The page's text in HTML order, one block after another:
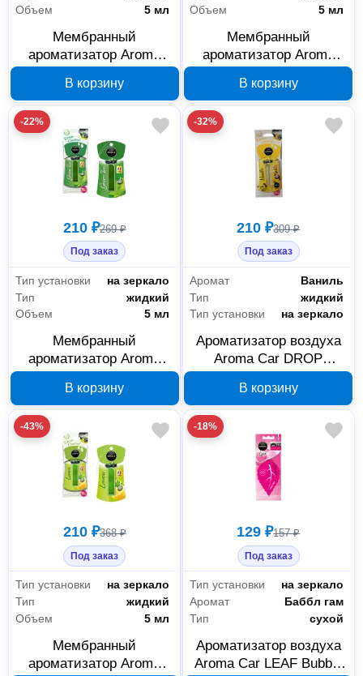
Объем
5 мл
Мембранный
ароматизатор Aroma
Bubble Gum 92288
В корзину
Объем
5 мл
Мембранный
ароматизатор Aroma
Blue 92286
В корзину
-22%
210 ₽269 ₽
Под заказ
Тип установки
на зеркало
Тип
жидкий
Объем
5 мл
Мембранный
ароматизатор Aroma
Tea 92293
В корзину
-32%
210 ₽309 ₽
Под заказ
Аромат
Ваниль
Тип
жидкий
Тип установки
на зеркало
Ароматизатор воздуха
Aroma Car DROP
В корзину
-43%
210 ₽368 ₽
Под заказ
Тип установки
на зеркало
Тип
жидкий
Объем
5 мл
Мембранный
ароматизатор Aroma
-18%
129 ₽157 ₽
Под заказ
Тип установки
на зеркало
Аромат
Баббл гам
Тип
сухой
Ароматизатор воздуха
Aroma Car LEAF Bubble